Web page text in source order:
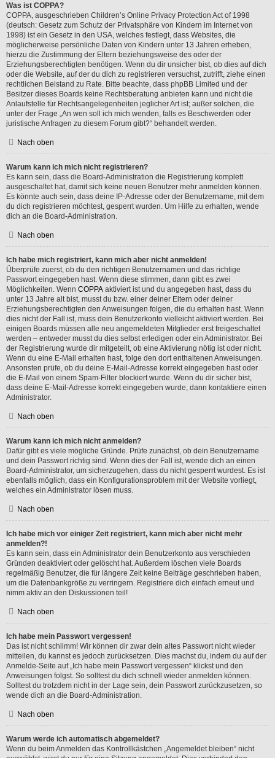
Was ist COPPA?
COPPA, ausgeschrieben Children’s Online Privacy Protection Act of 1998
(deutsch: Gesetz zum Schutz der Privatsphäre von Kindern im Internet von
1998) ist ein Gesetz in den USA, welches festlegt, dass Websites, die
möglicherweise persönliche Daten von Kindern unter 13 Jahren erheben,
hierzu die Zustimmung der Eltern beziehungsweise des oder der
Erziehungsberechtigten benötigen. Wenn du dir unsicher bist, ob dies auf dich
oder die Website, auf der du dich zu registrieren versuchst, zutrifft, ziehe einen
rechtlichen Beistand zu Rate. Bitte beachte, dass phpBB Limited und der
Besitzer dieses Boards keine Rechtsberatung anbieten kann und nicht die
Anlaufstelle für Rechtsangelegenheiten jeglicher Art ist; außer solchen, die
unter der Frage „An wen soll ich mich wenden, falls es Beschwerden oder
juristische Anfragen zu diesem Forum gibt?“ behandelt werden.
Nach oben
Warum kann ich mich nicht registrieren?
Es kann sein, dass die Board-Administration die Registrierung komplett
ausgeschaltet hat, damit sich keine neuen Benutzer mehr anmelden können.
Es könnte auch sein, dass deine IP-Adresse oder der Benutzername, mit dem
du dich registrieren möchtest, gesperrt wurden. Um Hilfe zu erhalten, wende
dich an die Board-Administration.
Nach oben
Ich habe mich registriert, kann mich aber nicht anmelden!
Überprüfe zuerst, ob du den richtigen Benutzernamen und das richtige
Passwort eingegeben hast. Wenn diese stimmen, dann gibt es zwei
Möglichkeiten. Wenn COPPA aktiviert ist und du angegeben hast, dass du
unter 13 Jahre alt bist, musst du bzw. einer deiner Eltern oder deiner
Erziehungsberechtigten den Anweisungen folgen, die du erhalten hast. Wenn
dies nicht der Fall ist, muss dein Benutzerkonto vielleicht aktiviert werden. Bei
einigen Boards müssen alle neu angemeldeten Mitglieder erst freigeschaltet
werden – entweder musst du dies selbst erledigen oder ein Administrator. Bei
der Registrierung wurde dir mitgeteilt, ob eine Aktivierung nötig ist oder nicht.
Wenn du eine E-Mail erhalten hast, folge den dort enthaltenen Anweisungen.
Ansonsten prüfe, ob du deine E-Mail-Adresse korrekt eingegeben hast oder
die E-Mail von einem Spam-Filter blockiert wurde. Wenn du dir sicher bist,
dass deine E-Mail-Adresse korrekt eingegeben wurde, dann kontaktiere einen
Administrator.
Nach oben
Warum kann ich mich nicht anmelden?
Dafür gibt es viele mögliche Gründe. Prüfe zunächst, ob dein Benutzername
und dein Passwort richtig sind. Wenn dies der Fall ist, wende dich an einen
Board-Administrator, um sicherzugehen, dass du nicht gesperrt wurdest. Es ist
ebenfalls möglich, dass ein Konfigurationsproblem mit der Website vorliegt,
welches ein Administrator lösen muss.
Nach oben
Ich habe mich vor einiger Zeit registriert, kann mich aber nicht mehr
anmelden?!
Es kann sein, dass ein Administrator dein Benutzerkonto aus verschieden
Gründen deaktiviert oder gelöscht hat. Außerdem löschen viele Boards
regelmäßig Benutzer, die für längere Zeit keine Beiträge geschrieben haben,
um die Datenbankgröße zu verringern. Registriere dich einfach erneut und
nimm aktiv an den Diskussionen teil!
Nach oben
Ich habe mein Passwort vergessen!
Das ist nicht schlimm! Wir können dir zwar dein altes Passwort nicht wieder
mitteilen, du kannst es jedoch zurücksetzen. Dies machst du, indem du auf der
Anmelde-Seite auf „Ich habe mein Passwort vergessen“ klickst und den
Anweisungen folgst. So solltest du dich schnell wieder anmelden können.
Solltest du trotzdem nicht in der Lage sein, dein Passwort zurückzusetzen, so
wende dich an die Board-Administration.
Nach oben
Warum werde ich automatisch abgemeldet?
Wenn du beim Anmelden das Kontrollkästchen „Angemeldet bleiben“ nicht